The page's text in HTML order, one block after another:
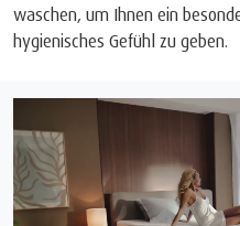
waschen, um Ihnen ein
hygienisches Gefühl zu geben.